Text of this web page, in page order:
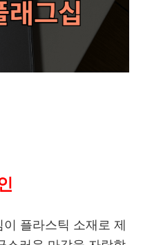
플라스틱 소재로 제